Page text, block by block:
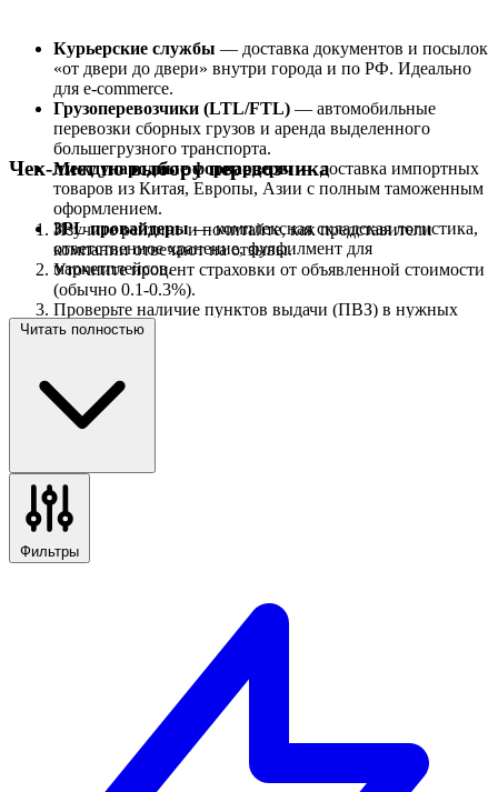
Курьерские службы — доставка документов и посылок
«от двери до двери» внутри города и по РФ. Идеально
для e-commerce.
Грузоперевозчики (LTL/FTL) — автомобильные
перевозки сборных грузов и аренда выделенного
большегрузного транспорта.
Международные форвардеры— доставка импортных
товаров из Китая, Европы, Азии с полным таможенным
оформлением.
3PL провайдеры— комплексная складская логистика,
ответственное хранение, фулфилмент для
маркетплейсов.
Чек-лист по выбору перевозчика
Изучите рейтинг и почитайте, как представители
компании отвечают на отзывы.
Уточните процент страховки от объявленной стоимости
(обычно 0.1-0.3%).
Проверьте наличие пунктов выдачи (ПВЗ) в нужных
вам населенных пунктах.
Читать полностью
Фильтры